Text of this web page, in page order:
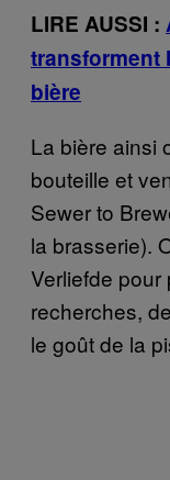
LIRE AUSSI :
transforment
bière
La bière ainsi
bouteille et
Sewer to
la brasserie).
Verliefde pour
recherches,
le goût de la